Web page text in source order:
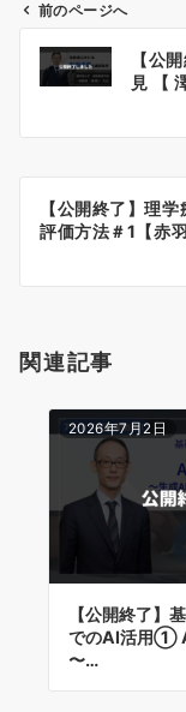
ン
前のページへ
【公
見 【
【公開終了】理
評価方法＃1【赤
関連記事
2026年7月2日
【公開終了】
でのAI活用①
〜…